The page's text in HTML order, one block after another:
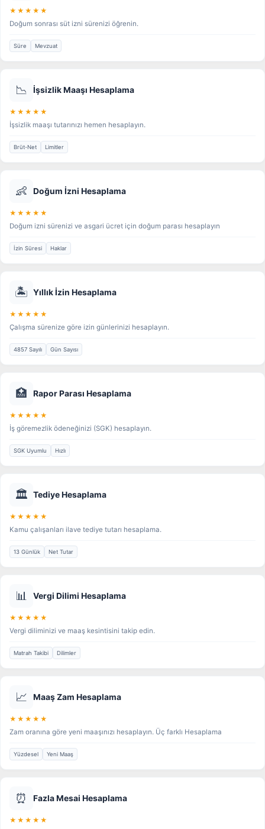
★★★★★
Doğum sonrası süt izni sürenizi öğrenin.
Süre Mevzuat
📉 İşsizlik Maaşı Hesaplama
★★★★★
İşsizlik maaşı tutarınızı hemen hesaplayın.
Brüt-Net Limitler
👶 Doğum İzni Hesaplama
★★★★★
Doğum izni sürenizi ve asgari ücret için doğum parası hesaplayın
İzin Süresi Haklar
🏝️ Yıllık İzin Hesaplama
★★★★★
Çalışma sürenize göre izin günlerinizi hesaplayın.
4857 Sayılı Gün Sayısı
🏥 Rapor Parası Hesaplama
★★★★★
İş göremezlik ödeneğinizi (SGK) hesaplayın.
SGK Uyumlu Hızlı
🏛️ Tediye Hesaplama
★★★★★
Kamu çalışanları ilave tediye tutarı hesaplama.
13 Günlük Net Tutar
📊 Vergi Dilimi Hesaplama
★★★★★
Vergi diliminizi ve maaş kesintisini takip edin.
Matrah Takibi Dilimler
📈 Maaş Zam Hesaplama
★★★★★
Zam oranına göre yeni maaşınızı hesaplayın. Üç farklı Hesaplama
Yüzdesel Yeni Maaş
⏰ Fazla Mesai Hesaplama
★★★★★